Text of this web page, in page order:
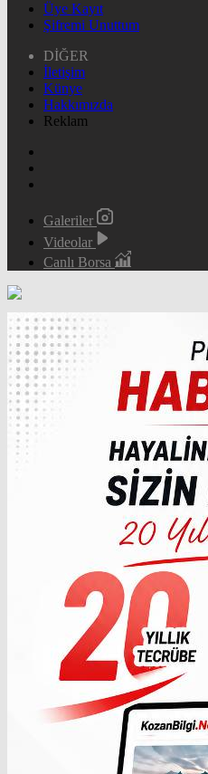
Üye Kayıt
Şifremi Unuttum
DİĞER
İletişim
Künye
Hakkımızda
Reklam
Galeriler
Videolar
Canlı Borsa